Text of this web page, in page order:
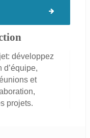
développez
d’équipe,
et
projets.